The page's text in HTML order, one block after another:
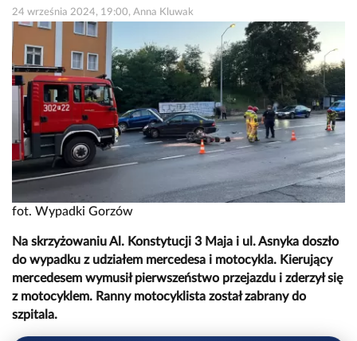
24 września 2024, 19:00, Anna Kluwak
fot. Wypadki Gorzów
Na skrzyżowaniu Al. Konstytucji 3 Maja i ul. Asnyka doszło
do wypadku z udziałem mercedesa i motocykla. Kierujący
mercedesem wymusił pierwszeństwo przejazdu i zderzył się
z motocyklem. Ranny motocyklista został zabrany do
szpitala.